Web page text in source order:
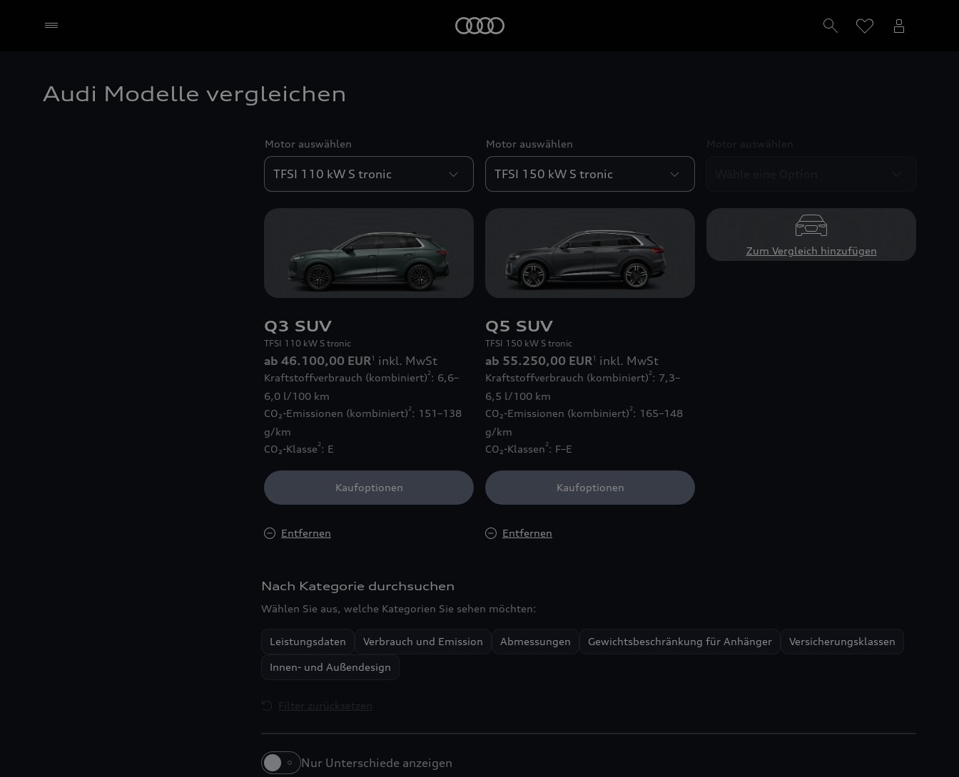
Händler wählen
Audi Modelle vergleichen
Motor auswählen
Q3 SUV
TFSI 110 kW S tronic
ab 46.100,00 EUR1 inkl. MwSt
Kraftstoffverbrauch (kombiniert)2: 6,6–
6,0 l/100 km
CO₂-Emissionen (kombiniert)2: 151–138
g/km
CO₂-Klasse2: E
Kaufoptionen
Entfernen
Motor auswählen
Q5 SUV
TFSI 150 kW S tronic
ab 55.250,00 EUR1 inkl. MwSt
Kraftstoffverbrauch (kombiniert)2: 7,3–
6,5 l/100 km
CO₂-Emissionen (kombiniert)2: 165–148
g/km
CO₂-Klassen2: F–E
Kaufoptionen
Entfernen
Motor auswählen
Zum Vergleich hinzufügen
Nach Kategorie durchsuchen
Wählen Sie aus, welche Kategorien Sie sehen möchten:
Leistungsdaten Verbrauch und Emission Abmessungen Gewichtsbeschränkung für Anhänger Versicherungsklassen
Innen- und Außendesign
Filter zurücksetzen
Nur Unterschiede anzeigen